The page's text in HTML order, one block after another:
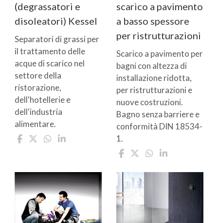
(degrassatori e
disoleatori) Kessel
Separatori di grassi per
il trattamento delle
acque di scarico nel
settore della
ristorazione,
dell'hotellerie e
dell'industria
alimentare.
scarico a pavimento
a basso spessore
per ristrutturazioni
Scarico a pavimento per
bagni con altezza di
installazione ridotta,
per ristrutturazioni e
nuove costruzioni.
Bagno senza barriere e
conformità DIN 18534-
1.